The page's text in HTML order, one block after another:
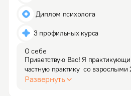
Диплом психолога
3 профильных курса
О себе
Приветствую Вас! Я
частную практику  со
имею опыт оказания экстренной
Развернуть